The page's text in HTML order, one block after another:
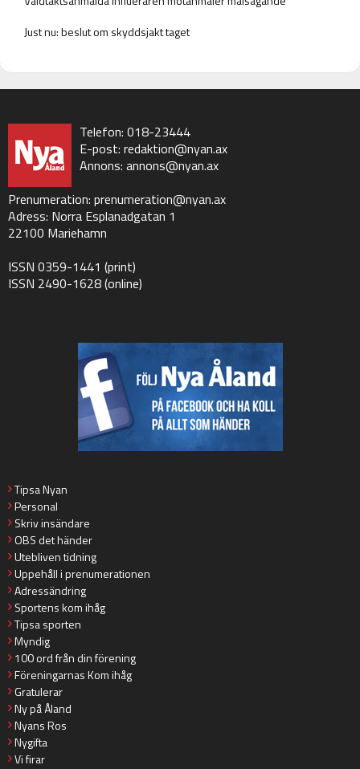
Just nu: beslut om skyddsjakt taget
Telefon: 018-23444
E-post: redaktion@nyan.ax
Annons: annons@nyan.ax
Prenumeration: prenumeration@nyan.ax
Adress: Norra Esplanadgatan 1
22100 Mariehamn
ISSN 0359-1441 (print)
ISSN 2490-1628 (online)
Tipsa Nyan
Personal
Skriv insändare
OBS det händer
Utebliven tidning
Uppehåll i prenumerationen
Adressändring
Sportens kom ihåg
Tipsa sporten
Myndig
100 ord från din förening
Föreningarnas Kom ihåg
Gratulerar
Ny på Åland
Nyans Ros
Nygifta
Vi firar